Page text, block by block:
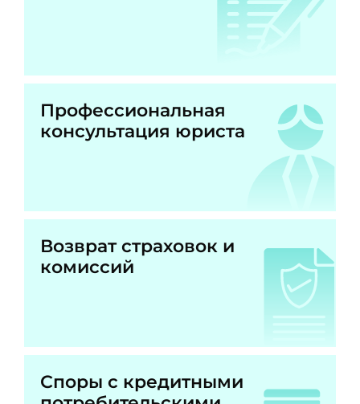
Профессиональная
консультация юриста
Возврат страховок и
комиссий
Споры с кредитными